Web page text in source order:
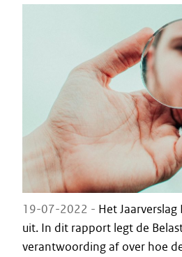
19-07-2022 - Het
uit. In dit rapport legt de
verantwoording af over hoe